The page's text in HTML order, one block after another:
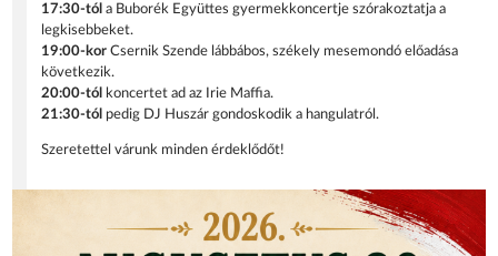
17:30-tól a Buborék Együttes gyermekkoncertje szórakoztatja a
legkisebbeket.
19:00-korCsernik Szende lábbábos, székely mesemondó előadása
következik.
20:00-tól
koncertet ad az Irie Maffia.
21:30-tól pedig DJ Huszár gondoskodik a hangulatról.
Szeretettel várunk minden érdeklődőt!